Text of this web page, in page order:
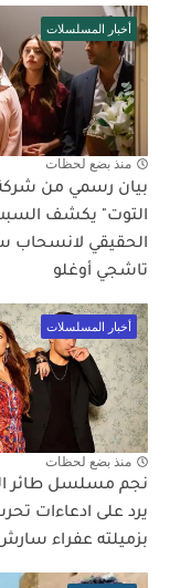
أخبار المسلسلات
منذ بضع لحظات
بيان رسمي من
التوت" يكشف
الحقيقي لانسحاب
تاشجي أوغلو
أخبار المسلسلات
منذ بضع لحظات
نجم مسلسل طائر
يرد على ادعاءات
بزميلته عفراء